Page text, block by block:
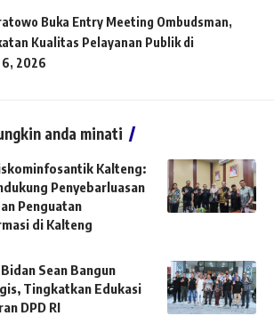
Buka Entry Meeting Ombudsman,
Kualitas Pelayanan Publik di
2026
anda minati
Kalteng:
Penyebarluasan
Penguatan
di Kalteng
Sean Bangun
Tingkatkan Edukasi
DPD RI